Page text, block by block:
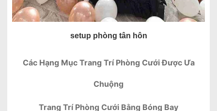
setup phòng tân hôn
Các Hạng Mục Trang Trí Phòng Cưới Được Ưa
Chuộng
Trang Trí Phòng Cưới Bằng Bóng Bay